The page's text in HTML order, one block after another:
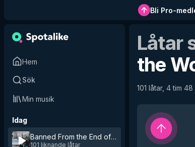
Bli Pro-
Hem
Sök
Min musik
Idag
Banned From the End of the World
by Sleater-
101 liknande låtar
Låtar
the
101 låtar, 4 tim